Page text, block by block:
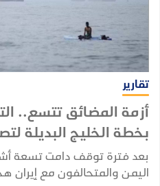
تقارير
أزمة المضائق تتسع..
بخطة الخليج البديلة
بعد فترة توقف دامت تسعة
اليمن والمتحالفون مع